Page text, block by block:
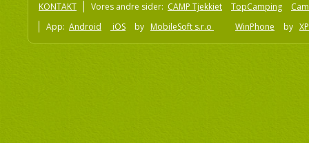
KONTAKT Vores andre sider: CAMP Tjekkiet TopCamping
App: Android iOS by MobileSoft s.r.o WinPhone by